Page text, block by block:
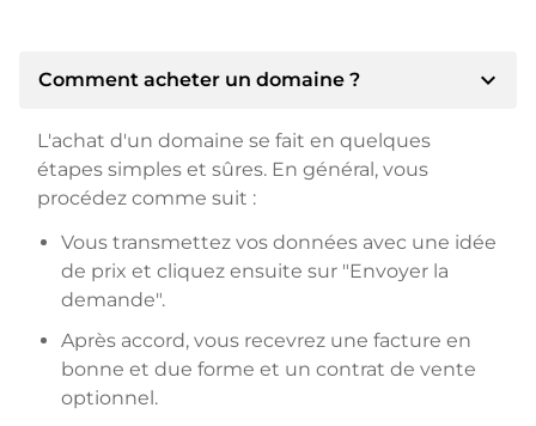
Comment acheter un domaine ? expand_more
L'achat d'un domaine se fait en quelques
étapes simples et sûres. En général, vous
procédez comme suit :
Vous transmettez vos données avec une idée
de prix et cliquez ensuite sur "Envoyer la
demande".
Après accord, vous recevrez une facture en
bonne et due forme et un contrat de vente
optionnel.